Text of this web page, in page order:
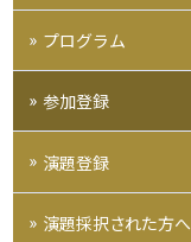
プログラム
参加登録
演題登録
演題採択された方へ